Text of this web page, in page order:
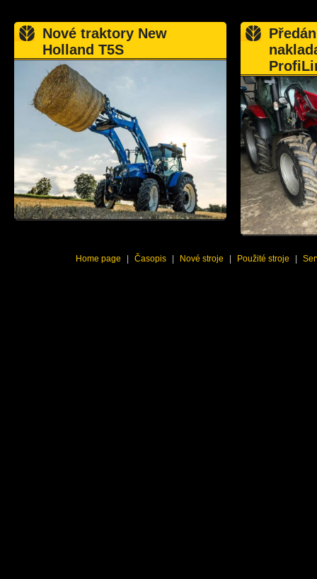
Nové traktory New
Holland T5S
Home page Časopis Nové stroje Použité stroje